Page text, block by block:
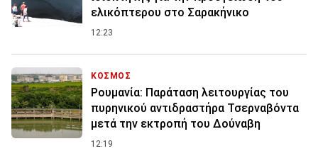
ελικόπτερου στο Σαρακήνικο
12:23
ΚΟΣΜΟΣ
Ρουμανία: Παράταση λειτουργίας του
πυρηνικού αντιδραστήρα Τσερναβόντα
μετά την εκτροπή του Δούναβη
12:19